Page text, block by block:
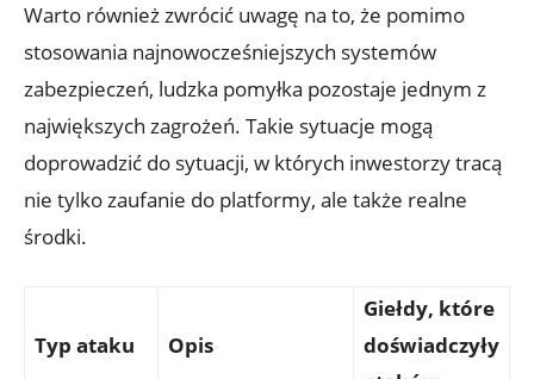
Warto również zwrócić uwagę na to, ⁤że pomimo
stosowania najnowocześniejszych systemów‌
zabezpieczeń, ludzka pomyłka pozostaje jednym​ z‌
największych zagrożeń.⁤ Takie sytuacje ‍mogą
doprowadzić ⁤do sytuacji, w ‍których ⁢inwestorzy tracą‍
nie tylko ‍zaufanie‍ do ⁤platformy, ale także realne‌
środki.
Typ ‍ataku Opis
Giełdy, które
doświadczyły